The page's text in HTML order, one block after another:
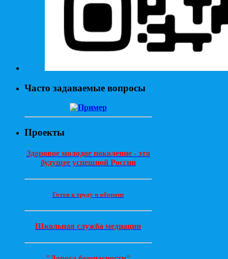
Часто задаваемые вопросы
Проекты
Здоровое молодое поколение - это
будущее успешной России
Готов к труду и обороне
Школьная служба медиации